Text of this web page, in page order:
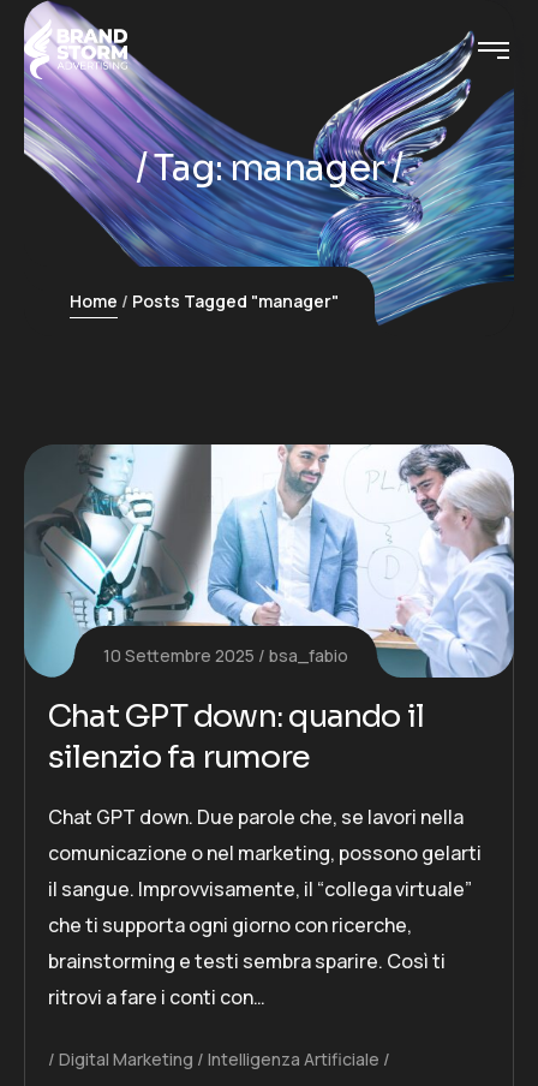
Tag:manager
Home Posts Tagged "manager"
10 Settembre 2025 bsa_fabio
Chat GPT down: quando il
silenzio fa rumore
Chat GPT down. Due parole che, se lavori nella
comunicazione o nel marketing, possono gelarti
il sangue. Improvvisamente, il “collega virtuale”
che ti supporta ogni giorno con ricerche,
brainstorming e testi sembra sparire. Così ti
ritrovi a fare i conti con…
Digital Marketing Intelligenza Artificiale